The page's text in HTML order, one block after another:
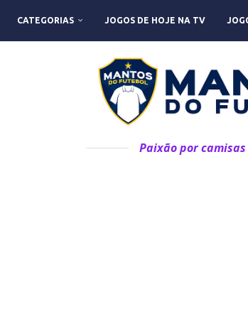
CATEGORIAS JOGOS DE HOJE NA TV
Paixão por